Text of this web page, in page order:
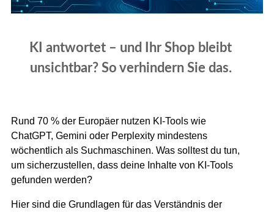
KI antwortet – und Ihr Shop bleibt
unsichtbar? So verhindern Sie das.
Rund 70 % der Europäer nutzen KI-Tools wie
ChatGPT, Gemini oder Perplexity mindestens
wöchentlich als Suchmaschinen. Was solltest du tun,
um sicherzustellen, dass deine Inhalte von KI-Tools
gefunden werden?
Hier sind die Grundlagen für das Verständnis der